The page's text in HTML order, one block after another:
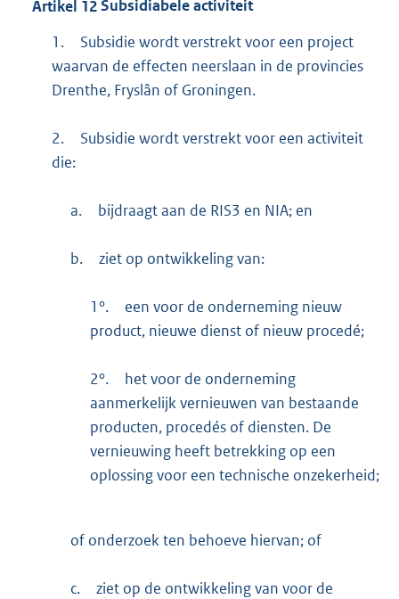
Artikel 12Subsidiabele activiteit
1.
Subsidie wordt verstrekt voor een project
waarvan de effecten neerslaan in de provincies
Drenthe, Fryslân of Groningen.
2.
Subsidie wordt verstrekt voor een activiteit
die:
a. bijdraagt aan de RIS3 en NIA; en
b. ziet op ontwikkeling van:
1°.
een voor de onderneming nieuw
product, nieuwe dienst of nieuw procedé;
2°.
het voor de onderneming
aanmerkelijk vernieuwen van bestaande
producten, procedés of diensten. De
vernieuwing heeft betrekking op een
oplossing voor een technische onzekerheid;
of onderzoek ten behoeve hiervan; of
c.
ziet op de ontwikkeling van voor de